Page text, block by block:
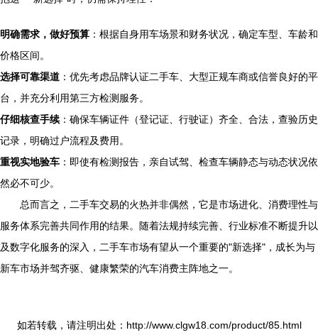
明确需求，做好预算 ：根据自身用车场景和财务状况，确定车型、车龄和
价格区间。
选择可靠渠道 ：优先考虑品牌认证二手车、大型正规车商或信誉良好的平
台，并充分利用第三方检测服务。
仔细核查手续：确保车辆证件（登记证、行驶证）齐全、合法，查验历史
记录，明确过户流程及费用。
重视实地验车 ：即使有检测报告，亲自试驾、检查车辆静态与动态状况依
然必不可少。
总而言之，二手车交易的火热并非偶然，它是市场进化、消费理性与
服务体系完善共同作用的结果。随着法规持续完善、行业标准不断提升以
及数字化服务的深入，二手车市场有望从一个重要的"新选择"，成长为与
新车市场并驾齐驱、健康繁荣的汽车消费主阵地之一。
如若转载，请注明出处：http://www.clgw18.com/product/85.html